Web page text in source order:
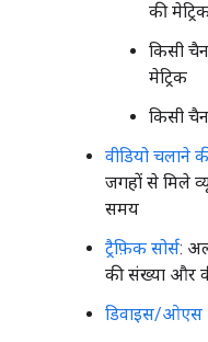
की
किसी
मेट्रिक
किसी
वीडियो चलाने
जगहों से मिले
समय
ट्रैफ़िक सोर्स:
की संख्या और
डिवाइस/ओएस